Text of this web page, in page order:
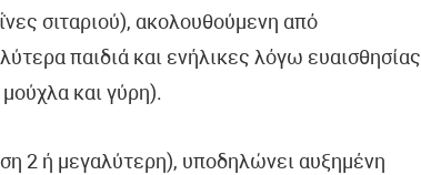
σιταριού), ακολουθούμενη από
παιδιά και ενήλικες λόγω ευαισθησίας
και γύρη).
2 ή μεγαλύτερη), υποδηλώνει αυξημένη